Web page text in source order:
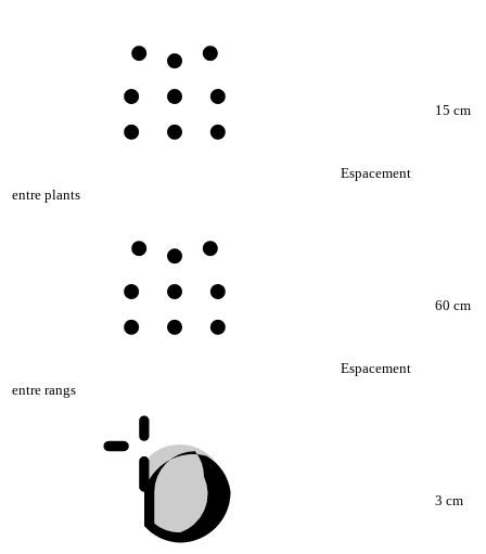
Espacement
entre plants
15 cm
Espacement
entre rangs
60 cm
3 cm